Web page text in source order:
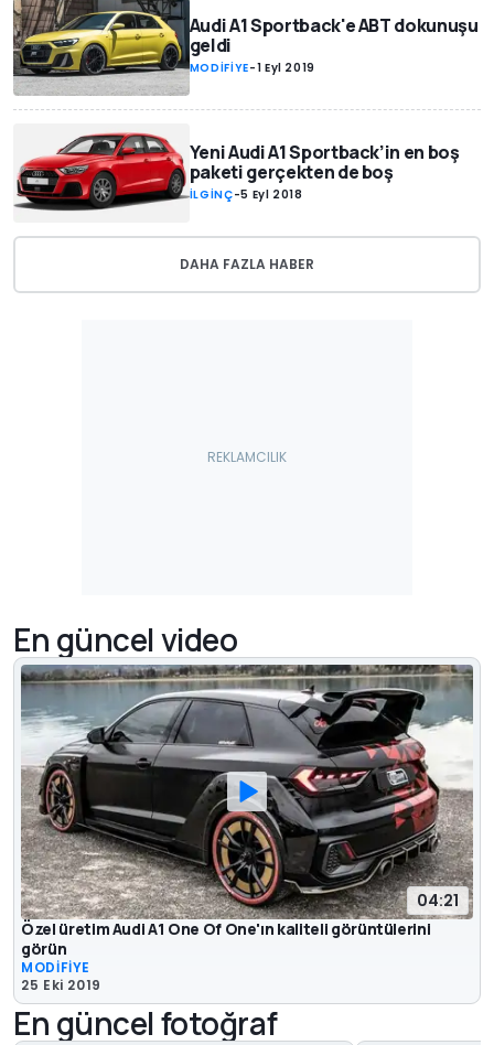
Audi A1 Sportback'e ABT dokunuşu
geldi
MODİFİYE-1 Eyl 2019
Yeni Audi A1 Sportback’in en boş
paketi gerçekten de boş
İLGİNÇ-5 Eyl 2018
DAHA FAZLA HABER
En güncel video
04:21
Özel üretim Audi A1 One Of One'ın kaliteli görüntülerini
görün
MODİFİYE
25 Eki 2019
En güncel fotoğraf